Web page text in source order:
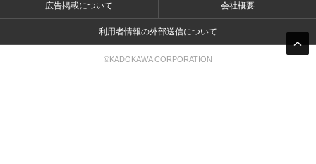
広告掲載について 会社概要
利用者情報の外部送信について
©KADOKAWA CORPORATION